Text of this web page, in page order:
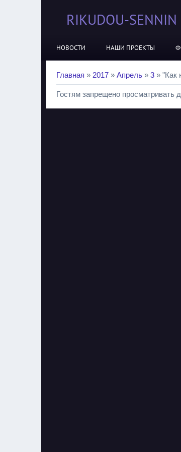
RIKUDOU-SENNIN
НОВОСТИ НАШИ ПРОЕКТЫ
Главная » 2017 » Апрель » 3 » "Как
Гостям запрещено просматривать